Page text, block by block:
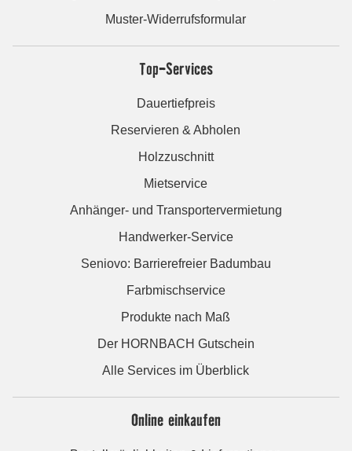
Muster-Widerrufsformular
Top-Services
Dauertiefpreis
Reservieren & Abholen
Holzzuschnitt
Mietservice
Anhänger- und Transportervermietung
Handwerker-Service
Seniovo: Barrierefreier Badumbau
Farbmischservice
Produkte nach Maß
Der HORNBACH Gutschein
Alle Services im Überblick
Online einkaufen